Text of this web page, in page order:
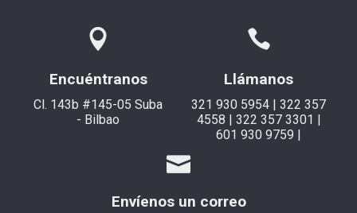
Encuéntranos
Cl. 143b #145-05 Suba
- Bilbao
Llámanos
321 930 5954 | 322 357
4558 | 322 357 3301 |
601 930 9759 |
Envíenos un correo